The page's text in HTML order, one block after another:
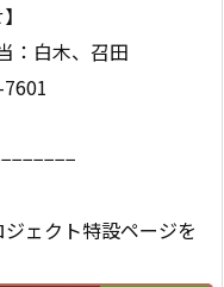
：白木、召田
ェクト特設ページを